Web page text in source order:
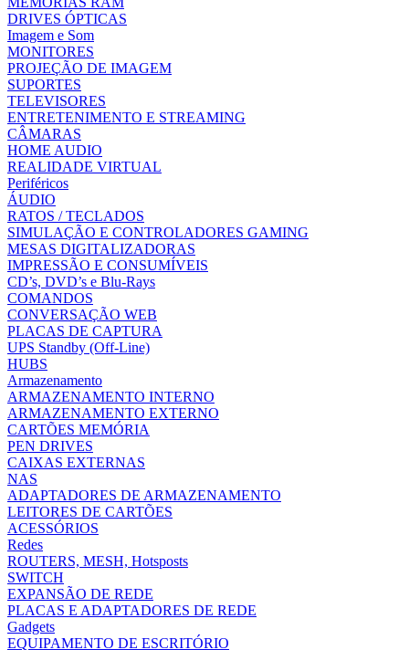
DRIVES ÓPTICAS
Imagem e Som
MONITORES
PROJEÇÃO DE IMAGEM
SUPORTES
TELEVISORES
ENTRETENIMENTO E STREAMING
CÂMARAS
HOME AUDIO
REALIDADE VIRTUAL
Periféricos
ÁUDIO
RATOS / TECLADOS
SIMULAÇÃO E CONTROLADORES GAMING
MESAS DIGITALIZADORAS
IMPRESSÃO E CONSUMÍVEIS
CD’s, DVD’s e Blu-Rays
COMANDOS
CONVERSAÇÃO WEB
PLACAS DE CAPTURA
UPS Standby (Off-Line)
HUBS
Armazenamento
ARMAZENAMENTO INTERNO
ARMAZENAMENTO EXTERNO
CARTÕES MEMÓRIA
PEN DRIVES
CAIXAS EXTERNAS
NAS
ADAPTADORES DE ARMAZENAMENTO
LEITORES DE CARTÕES
ACESSÓRIOS
Redes
ROUTERS, MESH, Hotsposts
SWITCH
EXPANSÃO DE REDE
PLACAS E ADAPTADORES DE REDE
Gadgets
EQUIPAMENTO DE ESCRITÓRIO